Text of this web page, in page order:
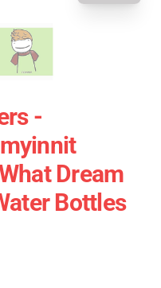
-
Dream
Bottles